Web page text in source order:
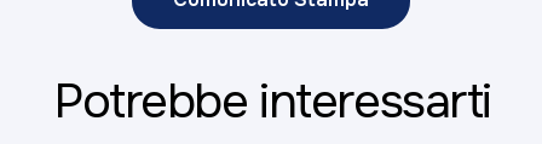
Potrebbe interessarti